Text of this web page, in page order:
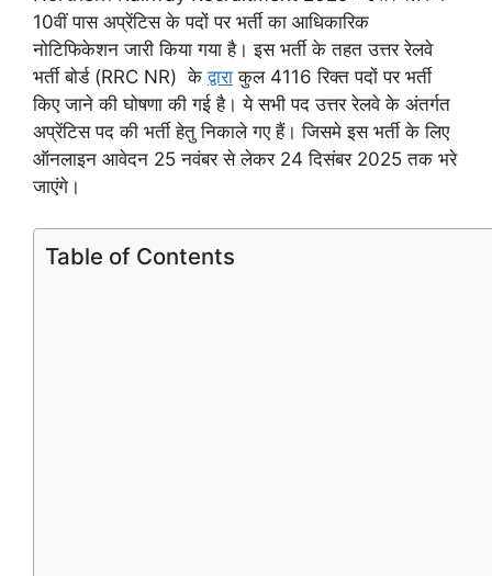
10वीं पास अप्रेंटिस के पदों पर भर्ती का आधिकारिक
नोटिफिकेशन जारी किया गया है। इस भर्ती के तहत उत्तर रेलवे
भर्ती बोर्ड (RRC NR) केद्वारा कुल 4116 रिक्त पदों पर भर्ती
किए जाने की घोषणा की गई है। ये सभी पद उत्तर रेलवे के अंतर्गत
अप्रेंटिस पद की भर्ती हेतु निकाले गए हैं। जिसमे इस भर्ती के लिए
ऑनलाइन आवेदन 25 नवंबर से लेकर 24 दिसंबर 2025 तक भरे
जाएंगे।
Table of Contents